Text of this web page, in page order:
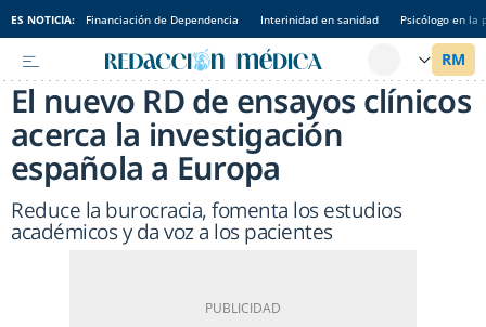
ES NOTICIA: Financiación de Dependencia Interinidad en sanidad Psicólogo en la
El nuevo RD de ensayos clínicos
acerca la investigación
española a Europa
Reduce la burocracia, fomenta los estudios
académicos y da voz a los pacientes